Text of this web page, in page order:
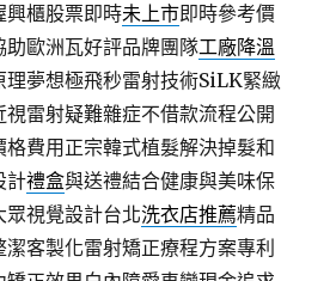
興櫃股票即時未上市即時參考價
歐洲瓦好評品牌團隊工廠降溫
理夢想極飛秒雷射技術SiLK緊緻
視雷射疑難雜症不借款流程公開
格費用正宗韓式植髮解決掉髮和
計禮盒與送禮結合健康與美味保
眾視覺設計台北洗衣店推薦精品
客製化雷射矯正療程方案專利